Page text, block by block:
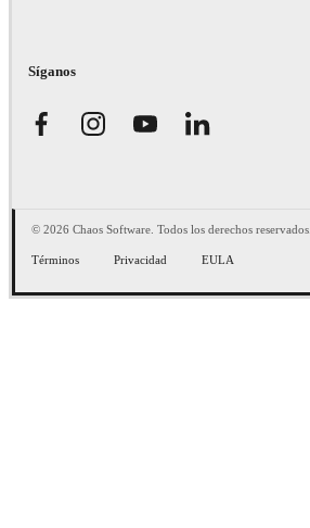
Síganos
© 2026 Chaos Software. Todos los derechos reservados.
Términos Privacidad EULA